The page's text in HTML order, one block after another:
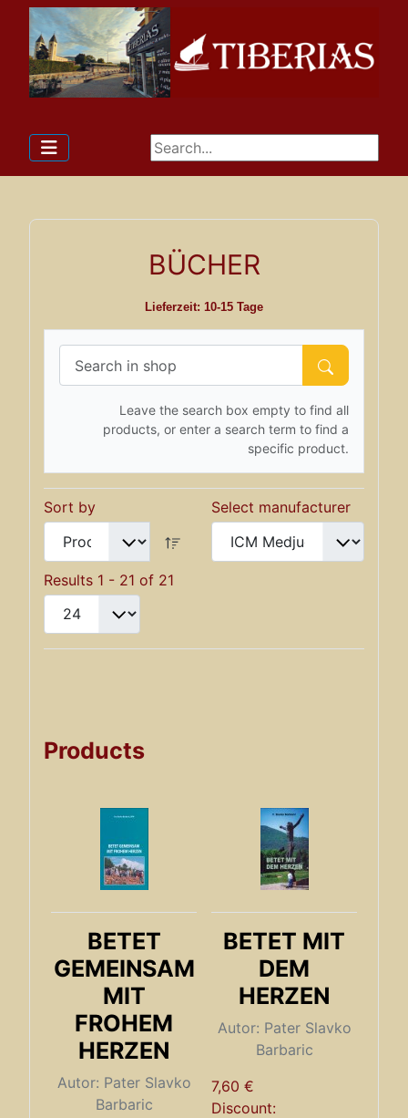
BÜCHER
Lieferzeit: 10-15 Tage
Leave the search box empty to find all
products, or enter a search term to find a
specific product.
Sort by Select manufacturer
Results 1 - 21 of 21
Products
BETET
GEMEINSAM
MIT
FROHEM
HERZEN
Autor: Pater Slavko
Barbaric
BETET MIT
DEM
HERZEN
Autor: Pater Slavko
Barbaric
7,60 €
Discount: